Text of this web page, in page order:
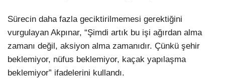
Sürecin daha fazla geciktirilmemesi gerektiğini
vurgulayan Akpınar, “Şimdi artık bu işi ağırdan alma
zamanı değil, aksiyon alma zamanıdır. Çünkü şehir
beklemiyor, nüfus beklemiyor, kaçak yapılaşma
beklemiyor” ifadelerini kullandı.